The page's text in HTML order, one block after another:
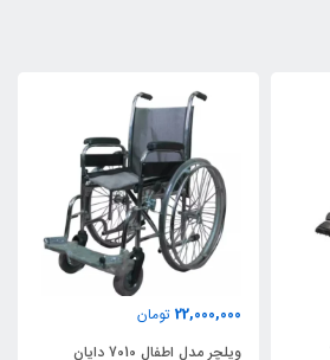
22,000,000 تومان
ویلچر مدل اطفال 7010 دایان